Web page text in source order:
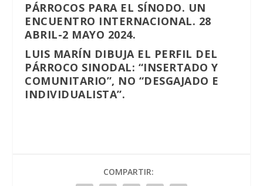
PÁRROCOS PARA EL SÍNODO. UN
ENCUENTRO INTERNACIONAL. 28
ABRIL-2 MAYO 2024.
LUIS MARÍN DIBUJA EL PERFIL DEL
PÁRROCO SINODAL: “INSERTADO Y
COMUNITARIO”, NO “DESGAJADO E
INDIVIDUALISTA”.
COMPARTIR: